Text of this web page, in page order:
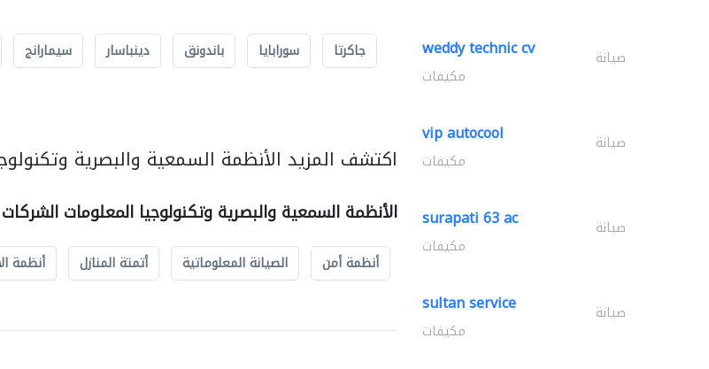
جاكرتا سورابايا باندونق دينباسار سيمارانج
اكتشف المزيد الأنظمة السمعية والبصرية
الأنظمة السمعية والبصرية وتكنولوجيا المعلومات الشركات
أنظمة أمن الصيانة المعلوماتية أتمتة المنازل أنظمة
weddy technic cv صيانة
مكيفات
vip autocool صيانة
مكيفات
surapati 63 ac صيانة
مكيفات
sultan service صيانة
مكيفات